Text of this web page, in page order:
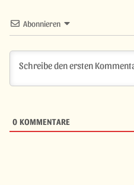
Abonnieren
0 KOMMENTARE